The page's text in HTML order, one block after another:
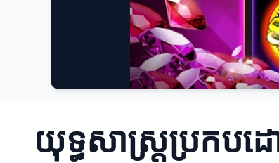
យុទ្ធសាស្រ្តប្រកប